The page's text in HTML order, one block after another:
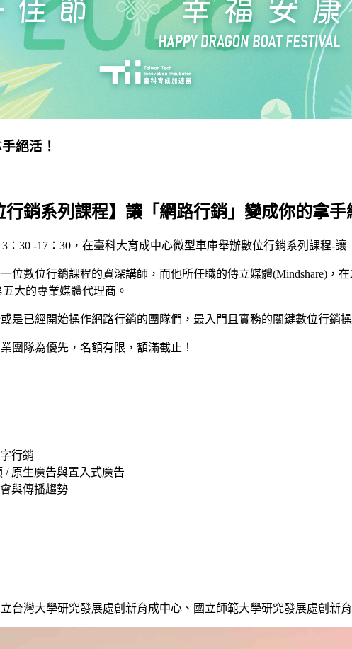
絕活！
行銷系列課程】讓「網路行銷」變成你的拿手
：30 -17：30，在臺科大育成中心微型車庫舉辦數位行銷系列課程-讓
數位行銷課程的資深講師，而他所任職的傳立媒體(Mindshare)，
大的專業媒體代理商。
是已經開始操作網路行銷的團隊們，最入門且實務的關鍵數位行銷操
團隊為優先，名額有限，額滿截止！
行銷
/ 原生廣告與置入式廣告
與傳播趨勢
台灣大學研究發展處創新育成中心、國立師範大學研究發展處創新